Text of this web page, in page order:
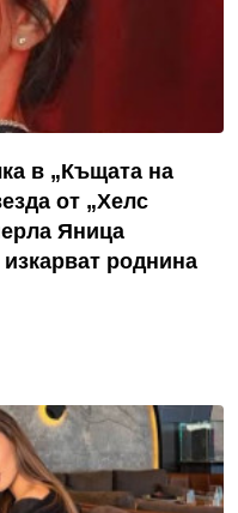
в „Къщата на
от „Хелс
Яница
роднина